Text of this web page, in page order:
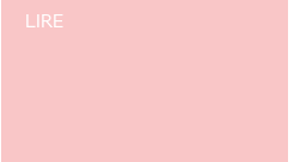
LIRE